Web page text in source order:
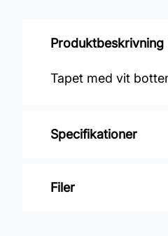
Produktbeskrivning
Tapet med vit
Specifikationer
Varumärke:
Filer